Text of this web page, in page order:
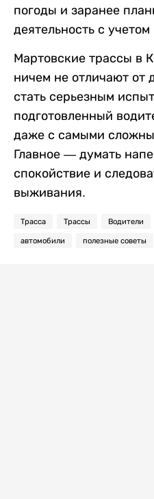
погоды и заранее
деятельность с
Мартовские трассы в
ничем не отличают от
стать серьезным
подготовленный
даже с самыми
Главное — думать
спокойствие и
выживания.
Трасса Трассы Водители
автомобили полезные советы